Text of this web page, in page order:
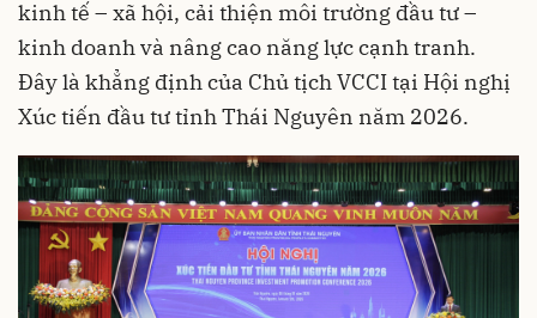
kinh tế – xã hội, cải thiện môi trường đầu tư –
kinh doanh và nâng cao năng lực cạnh tranh.
Đây là khẳng định của Chủ tịch VCCI tại Hội nghị
Xúc tiến đầu tư tỉnh Thái Nguyên năm 2026.